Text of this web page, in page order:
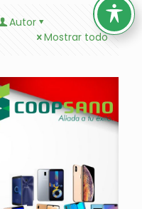
Autor
Mostrar todo